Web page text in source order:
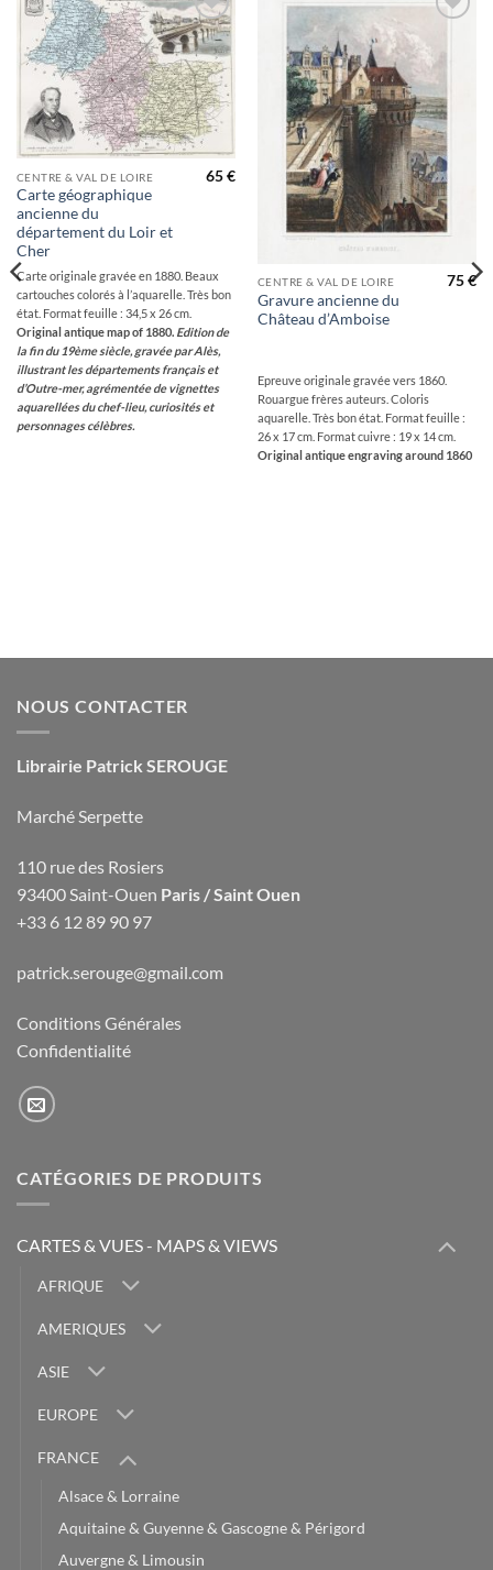
Ajouter
à la
wishlist
CENTRE & VAL DE LOIRE
Carte géographique
ancienne du
département du Loir et
Cher
65€
Carte originale gravée en 1880. Beaux
cartouches colorés à l’aquarelle. Très bon
état. Format feuille : 34,5 x 26 cm.
Original antique map of 1880. Edition de
la fin du 19ème siècle, gravée par Alès,
illustrant les départements français et
d’Outre-mer, agrémentée de vignettes
aquarellées du chef-lieu, curiosités et
personnages célèbres.
wishlist
CENTRE & VAL DE LOIRE
Gravure ancienne du
Château d’Amboise
75€
Epreuve originale gravée vers 1860.
Rouargue frères auteurs. Coloris
aquarelle. Très bon état. Format feuille :
26 x 17 cm. Format cuivre : 19 x 14 cm.
Original antique engraving around 1860
NOUS CONTACTER
Librairie Patrick SEROUGE
Marché Serpette
110 rue des Rosiers
93400 Saint-Ouen Paris / Saint Ouen
+33 6 12 89 90 97
patrick.serouge@gmail.com
Conditions Générales
Confidentialité
CATÉGORIES DE PRODUITS
CARTES & VUES - MAPS & VIEWS
AFRIQUE
AMERIQUES
ASIE
EUROPE
FRANCE
Alsace & Lorraine
Aquitaine & Guyenne & Gascogne & Périgord
Auvergne & Limousin